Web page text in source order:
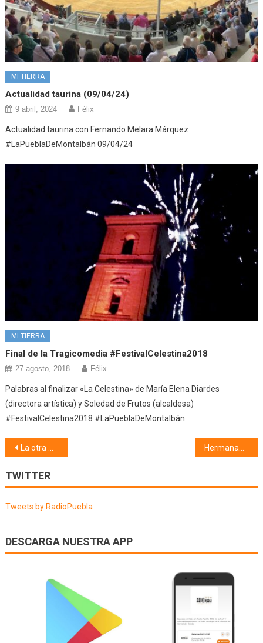
MI TIERRA
Actualidad taurina (09/04/24)
9 abril, 2024 Félix
Actualidad taurina con Fernando Melara Márquez
#LaPueblaDeMontalbán 09/04/24
MI TIERRA
Final de la Tragicomedia #FestivalCelestina2018
27 agosto, 2018 Félix
Palabras al finalizar «La Celestina» de María Elena Diardes
(directora artística) y Soledad de Frutos (alcaldesa)
#FestivalCelestina2018 #LaPueblaDeMontalbán
Navegación
de
entradas
La otra música (24/04/19) Hermanamiento con Vert Saint Denis (16/04/19)
TWITTER
Tweets by RadioPuebla
DESCARGA NUESTRA APP